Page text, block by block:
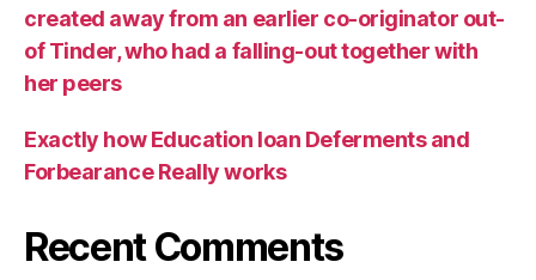
created away from an earlier co-originator out-
of Tinder, who had a falling-out together with
her peers
Exactly how Education loan Deferments and
Forbearance Really works
Recent Comments